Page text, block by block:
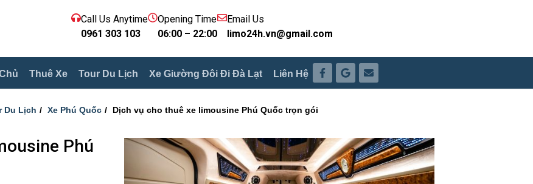
Call Us Anytime
0961 303 103
Opening Time
06:00 – 22:00
Email Us
limo24h.vn@gmail.com
Thuê Xe Tour Du Lịch Xe Giường Đôi Đi Đà Lạt Liên Hệ
Du Lịch Xe Phú Quốc Dịch vụ cho thuê xe limousine Phú Quốc trọn gói
Phú